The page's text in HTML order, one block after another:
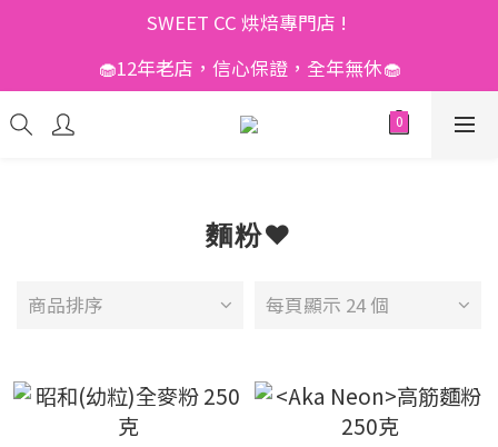
SWEET CC 烘焙專門店 !
🧁12年老店，信心保證，全年無休🧁
麵粉❤️
商品排序 每頁顯示 24 個